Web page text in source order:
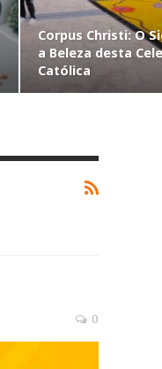
Corpus Christi: O
a Beleza desta
Católica
0